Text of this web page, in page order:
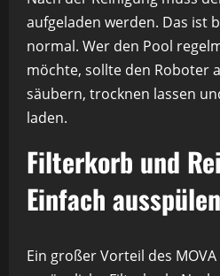
aufgeladen werden. Das ist
normal. Wer den Pool
möchte, sollte den Roboter
säubern, trocknen lassen
laden.
Filterkorb und
Einfach
Ein großer Vorteil des